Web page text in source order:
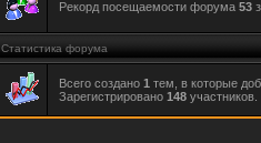
Рекорд посещаемости форума 53
Статистика форума
Всего создано 1 тем, в которые
Зарегистрировано 148